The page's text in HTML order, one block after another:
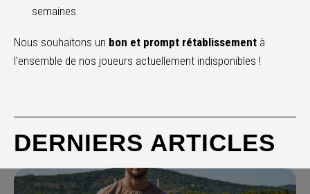
semaines.
Nous souhaitons un bon et prompt rétablissement à
l’ensemble de nos joueurs actuellement indisponibles !
DERNIERS ARTICLES